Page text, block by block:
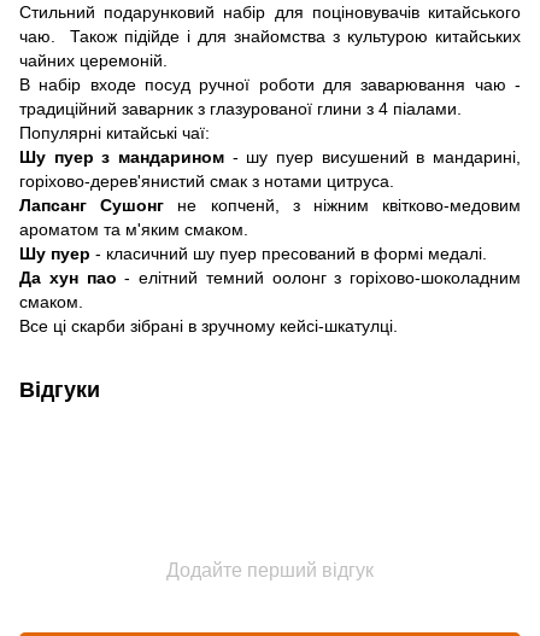
Стильний подарунковий набір для поціновувачів китайського
чаю. Також підійде і для знайомства з культурою китайських
чайних церемоній.
В набір входе посуд ручної роботи для заварювання чаю -
традиційний заварник з глазурованої глини з 4 піалами.
Популярні китайські чаї:
Шу пуер з мандарином - шу пуер висушений в мандарині,
горіхово-дерев'янистий смак з нотами цитруса.
Лапсанг Сушонг не копченй, з ніжним квітково-медовим
ароматом та м'яким смаком.
Шу пуер - класичний шу пуер пресований в формі медалі.
Да хун пао - елітний темний оолонг з горіхово-шоколадним
смаком.
Все ці скарби зібрані в зручному кейсі-шкатулці.
Відгуки
Додайте перший відгук